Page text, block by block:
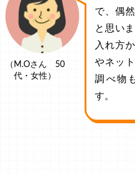
（M.Oさん 50
代・女性）
で、偶
と思い
入れ方
やネッ
調べ物
す。